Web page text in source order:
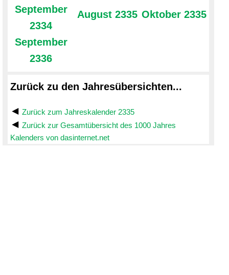
September
2334
September
2336
August 2335 Oktober 2335
Zurück zu den Jahresübersichten...
Zurück zum Jahreskalender 2335
Zurück zur Gesamtübersicht des 1000 Jahres
Kalenders von dasinternet.net